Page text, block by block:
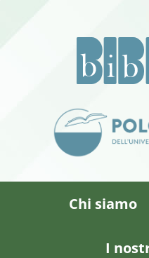
Chi siamo
I